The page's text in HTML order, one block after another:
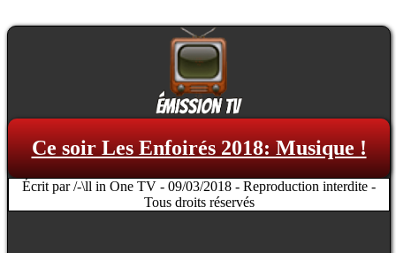
Ce soir Les Enfoirés 2018: Musique !
Écrit par /-\ll in One TV - 09/03/2018 - Reproduction interdite -
Tous droits réservés